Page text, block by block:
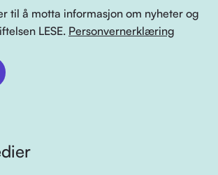
til å motta informasjon om nyheter og
LESE. Personvernerklæring